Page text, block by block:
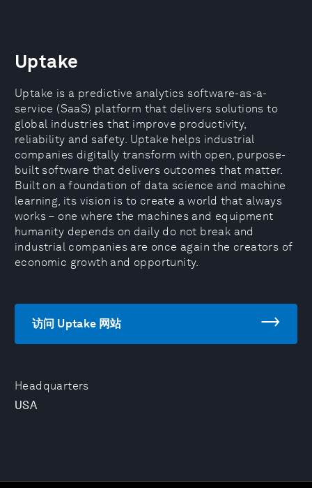
Headquarters
USA
Uptake
Uptake is a predictive analytics software-as-a-
service (SaaS) platform that delivers solutions to
global industries that improve productivity,
reliability and safety. Uptake helps industrial
companies digitally transform with open, purpose-
built software that delivers outcomes that matter.
Built on a foundation of data science and machine
learning, its vision is to create a world that always
works – one where the machines and equipment
humanity depends on daily do not break and
industrial companies are once again the creators of
economic growth and opportunity.
访问 Uptake 网站